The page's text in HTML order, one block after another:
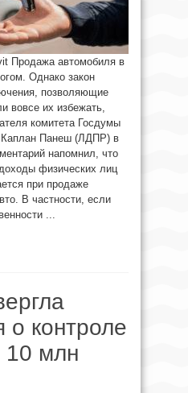
Продажа автомобиля в
Однако закон
позволяющие
вовсе их избежать,
комитета Госдумы
Каплан Панеш (ЛДПР) в
напомнил, что
физических лиц
при продаже
В частности, если
...
о контроле
10 млн